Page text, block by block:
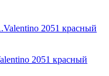
2051 красный